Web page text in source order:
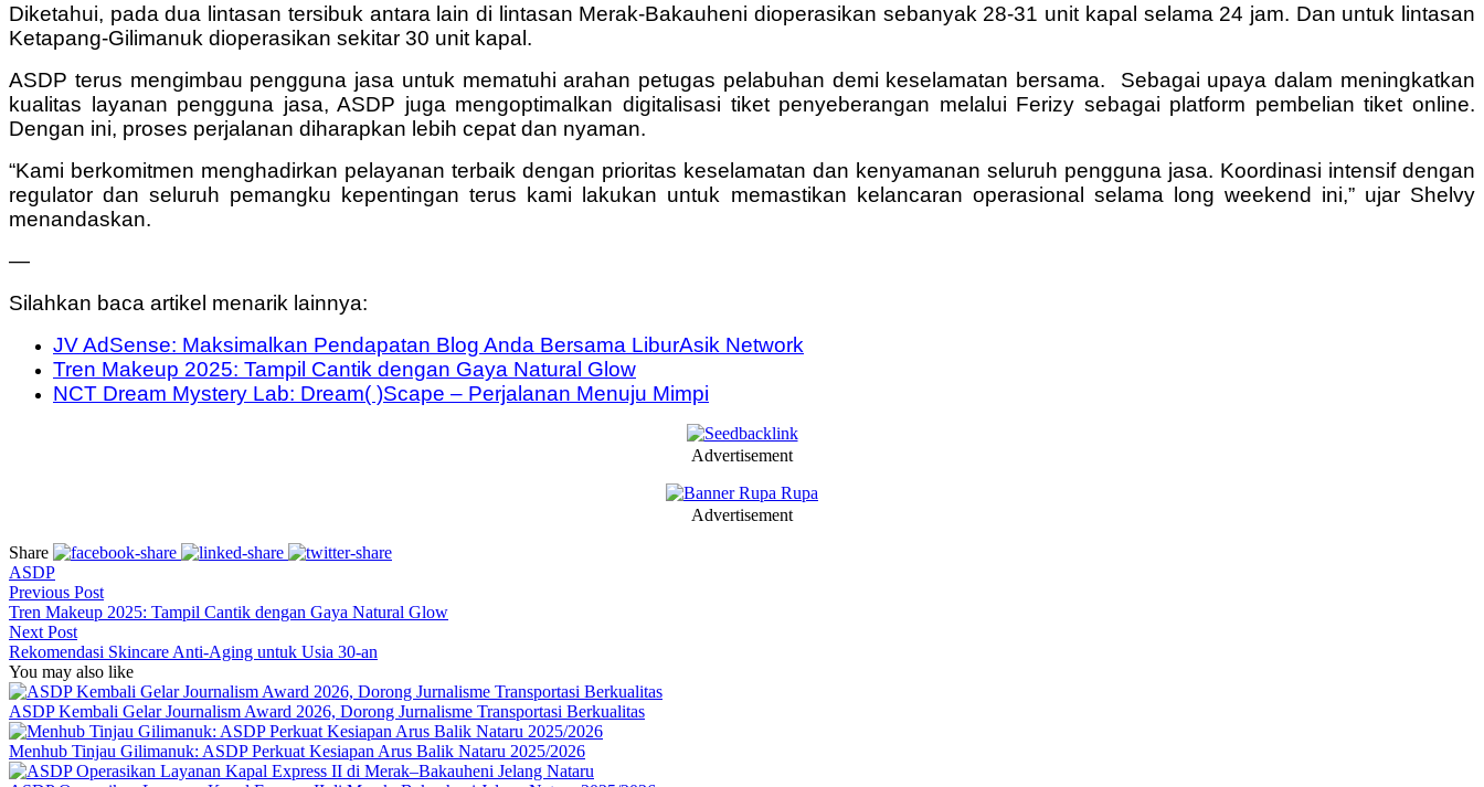
Diketahui, pada dua lintasan tersibuk antara lain di lintasan Merak-Bakauheni dioperasikan sebanyak 28-31 unit kapal selama 24 jam. Dan untuk lintasan
Ketapang-Gilimanuk dioperasikan sekitar 30 unit kapal.
ASDP terus mengimbau pengguna jasa untuk mematuhi arahan petugas pelabuhan demi keselamatan bersama. Sebagai upaya dalam meningkatkan
kualitas layanan pengguna jasa, ASDP juga mengoptimalkan digitalisasi tiket penyeberangan melalui Ferizy sebagai platform pembelian tiket online.
Dengan ini, proses perjalanan diharapkan lebih cepat dan nyaman.
“Kami berkomitmen menghadirkan pelayanan terbaik dengan prioritas keselamatan dan kenyamanan seluruh pengguna jasa. Koordinasi intensif dengan
regulator dan seluruh pemangku kepentingan terus kami lakukan untuk memastikan kelancaran operasional selama long weekend ini,” ujar Shelvy
menandaskan.
—
Silahkan baca artikel menarik lainnya:
JV AdSense: Maksimalkan Pendapatan Blog Anda Bersama LiburAsik Network
Tren Makeup 2025: Tampil Cantik dengan Gaya Natural Glow
NCT Dream Mystery Lab: Dream( )Scape – Perjalanan Menuju Mimpi
Advertisement
Advertisement
Share
ASDP
Previous Post
Tren Makeup 2025: Tampil Cantik dengan Gaya Natural Glow
Next Post
Rekomendasi Skincare Anti-Aging untuk Usia 30-an
You may also like
ASDP Kembali Gelar Journalism Award 2026, Dorong Jurnalisme Transportasi Berkualitas
Menhub Tinjau Gilimanuk: ASDP Perkuat Kesiapan Arus Balik Nataru 2025/2026